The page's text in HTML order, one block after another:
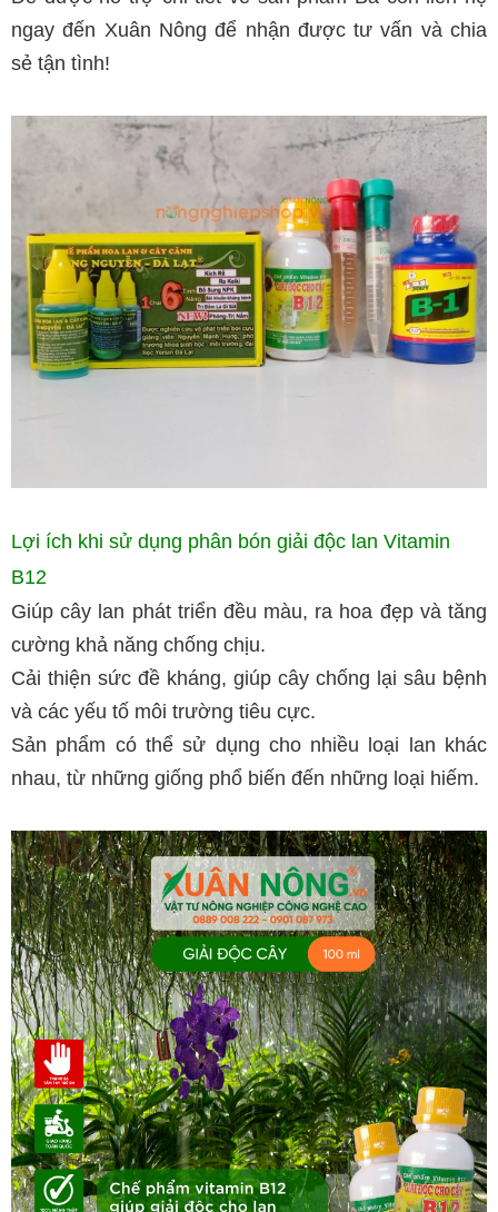
ngay đến Xuân Nông để nhận được tư vấn và chia
sẻ tận tình!
Lợi ích khi sử dụng phân bón giải độc lan Vitamin
B12
Giúp cây lan phát triển đều màu, ra hoa đẹp và tăng
cường khả năng chống chịu.
Cải thiện sức đề kháng, giúp cây chống lại sâu bệnh
và các yếu tố môi trường tiêu cực.
Sản phẩm có thể sử dụng cho nhiều loại lan khác
nhau, từ những giống phổ biến đến những loại hiếm.